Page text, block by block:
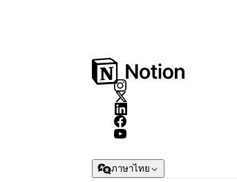
ภาษาไทย